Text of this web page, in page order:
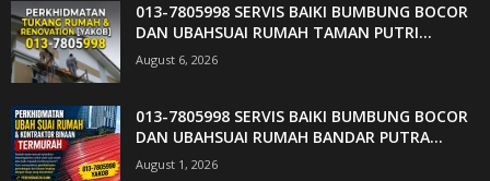
013-7805998 SERVIS BAIKI BUMBUNG BOCOR
DAN UBAHSUAI RUMAH TAMAN PUTRI...
August 6, 2026
013-7805998 SERVIS BAIKI BUMBUNG BOCOR
DAN UBAHSUAI RUMAH BANDAR PUTRA...
August 1, 2026